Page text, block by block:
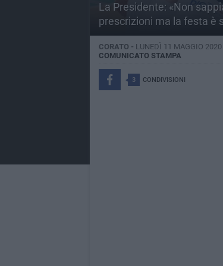
La Presidente: «Non
prescrizioni ma la festa è
CORATO - LUNEDÌ 11 MAGGIO 2020
COMUNICATO STAMPA
3 CONDIVISIONI